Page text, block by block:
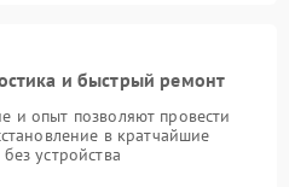
и быстрый ремонт
и опыт позволяют провести
в кратчайшие
устройства